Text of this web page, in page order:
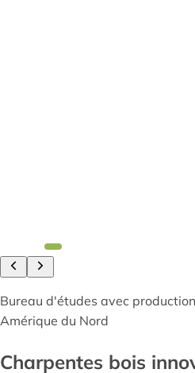
Bureau d'études avec
Amérique du Nord
Charpentes bois